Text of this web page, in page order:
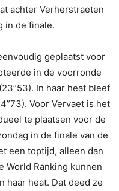
achter Verherstraeten
in de finale.
geplaatst voor
in de voorronde
In haar heat bleef
Voor Vervaet is het
te plaatsen voor de
in de finale van de
een toptijd, alleen dan
World Ranking kunnen
haar heat. Dat deed ze